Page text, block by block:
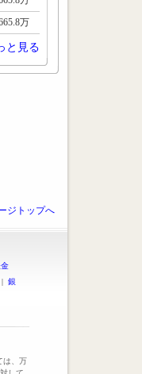
万
と見る
ジトップへ
| 銀
は、万